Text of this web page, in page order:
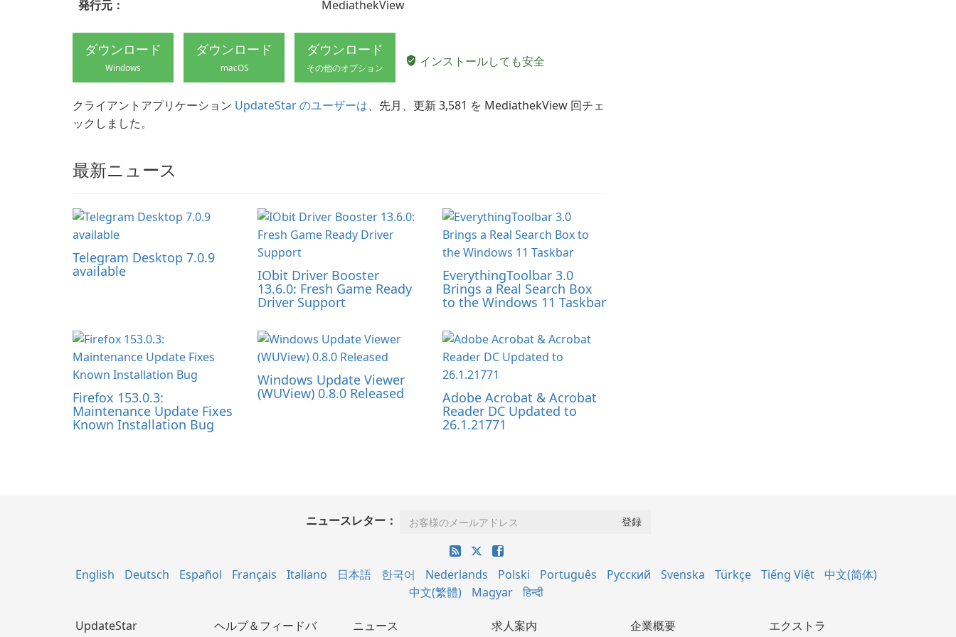
発行元：
MediathekView
ダウンロード
Windows
ダウンロード
macOS
ダウンロード
その他のオプション インストールしても安全
クライアントアプリケーション UpdateStar のユーザーは、先月、更新 3,581 を MediathekView 回チェ
ックしました。
最新ニュース
Telegram Desktop 7.0.9
available IObit Driver Booster
13.6.0: Fresh Game Ready
Driver Support
EverythingToolbar 3.0
Brings a Real Search Box
to the Windows 11 Taskbar
Firefox 153.0.3:
Maintenance Update Fixes
Known Installation Bug
Windows Update Viewer
(WUView) 0.8.0 Released Adobe Acrobat & Acrobat
Reader DC Updated to
26.1.21771
ニュースレター：
English Deutsch Español Français Italiano 日本語 한국어 Nederlands Polski Português Русский Svenska Türkçe Tiếng Việt
中文(简体)
中文(繁體)
Magyar हिन्दी
UpdateStar
ヘルプ＆フィードバ
ニュース 求人案内 企業概要 エクストラ